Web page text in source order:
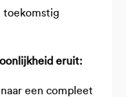
toekomstig
eruit:
een compleet